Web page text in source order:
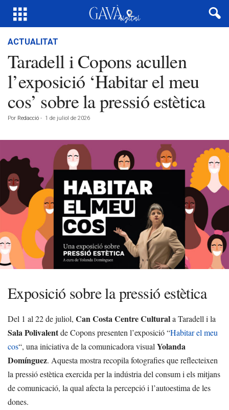
ACTUALITAT
Taradell i Copons acullen
l’exposició ‘Habitar el meu
cos’ sobre la pressió estètica
Por Redacció - 1 de juliol de 2026
Exposició sobre la pressió estètica
Del 1 al 22 de juliol, Can Costa Centre Culturala Taradell i la
Sala Polivalentde Copons presenten l’exposició “Habitar el meu
cos“, una iniciativa de la comunicadora visual Yolanda
Domínguez. Aquesta mostra recopila fotografies que reflecteixen
la pressió estètica exercida per la indústria del consum i els mitjans
de comunicació, la qual afecta la percepció i l’autoestima de les
dones.